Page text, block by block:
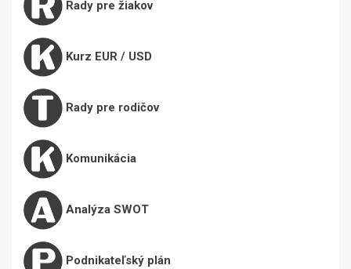
Rady pre žiakov
Kurz EUR / USD
Rady pre rodičov
Komunikácia
Analýza SWOT
Podnikateľský plán